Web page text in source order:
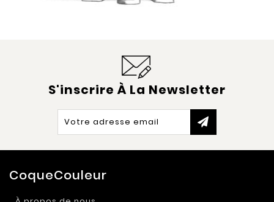
S'inscrire À La Newsletter
CoqueCouleur